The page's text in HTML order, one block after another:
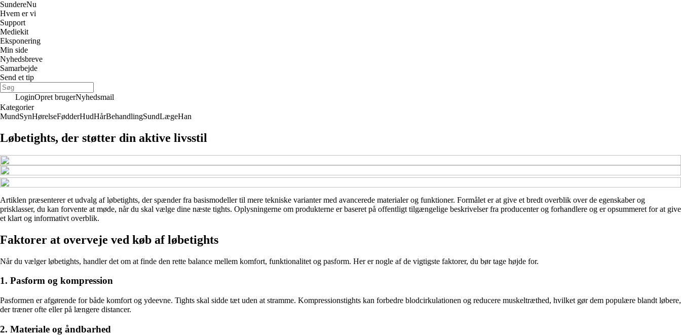
SundereNu
Hvem er vi
Support
Mediekit
Eksponering
Min side
Nyhedsbreve
Samarbejde
Send et tip
LoginOpret brugerNyhedsmail
Kategorier
MundSynHørelseFødderHudHårBehandlingSundLægeHan
Løbetights, der støtter din aktive livsstil
Artiklen præsenterer et udvalg af løbetights, der spænder fra basismodeller til mere tekniske varianter med avancerede materialer og funktioner. Formålet er at give et bredt overblik over de egenskaber og
prisklasser, du kan forvente at møde, når du skal vælge dine næste tights. Oplysningerne om produkterne er baseret på offentligt tilgængelige beskrivelser fra producenter og forhandlere og er opsummeret for at give
et klart og informativt overblik.
Faktorer at overveje ved køb af løbetights
Når du vælger løbetights, handler det om at finde den rette balance mellem komfort, funktionalitet og pasform. Her er nogle af de vigtigste faktorer, du bør tage højde for.
1. Pasform og kompression
Pasformen er afgørende for både komfort og ydeevne. Tights skal sidde tæt uden at stramme. Kompressionstights kan forbedre blodcirkulationen og reducere muskeltræthed, hvilket gør dem populære blandt løbere,
der træner ofte eller på længere distancer.
2. Materiale og åndbarhed